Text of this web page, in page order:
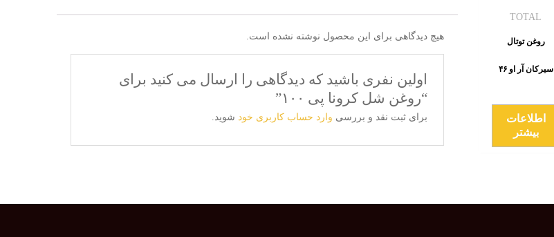
TOTAL
روغن توتال
سیرکان آر او ۴۶
اطلاعات
بیشتر
هیچ دیدگاهی برای این محصول نوشته نشده است.
اولین نفری باشید که دیدگاهی را ارسال می کنید برای
“روغن شل کرونا پی ۱۰۰”
برای ثبت نقد و بررسی وارد حساب کاربری خود شوید.